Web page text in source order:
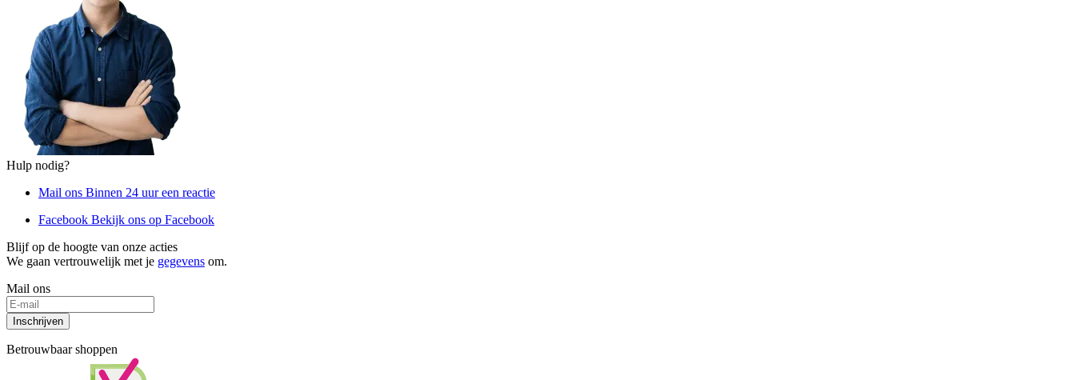
Hulp nodig?
Mail ons Binnen 24 uur een reactie
Facebook Bekijk ons op Facebook
Blijf op de hoogte van onze acties
We gaan vertrouwelijk met je gegevens om.
Mail ons
Inschrijven
Betrouwbaar shoppen